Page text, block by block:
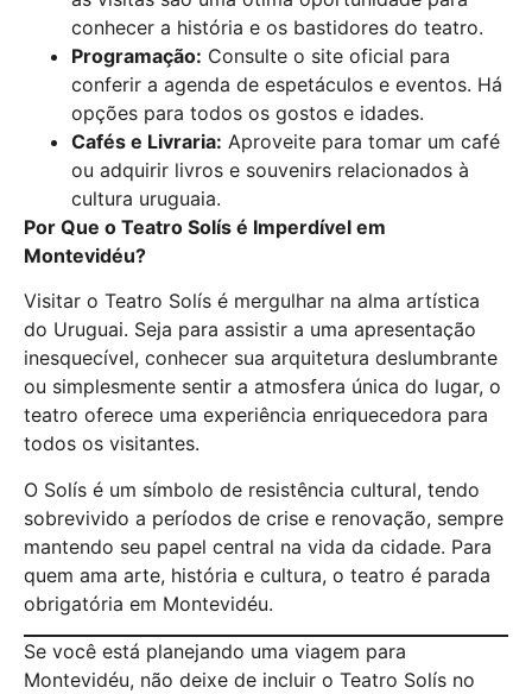
conhecer a história e os bastidores do teatro.
Programação: Consulte o site oficial para
conferir a agenda de espetáculos e eventos. Há
opções para todos os gostos e idades.
Cafés e Livraria: Aproveite para tomar um café
ou adquirir livros e souvenirs relacionados à
cultura uruguaia.
Por Que o Teatro Solís é Imperdível em
Montevidéu?
Visitar o Teatro Solís é mergulhar na alma artística
do Uruguai. Seja para assistir a uma apresentação
inesquecível, conhecer sua arquitetura deslumbrante
ou simplesmente sentir a atmosfera única do lugar, o
teatro oferece uma experiência enriquecedora para
todos os visitantes.
O Solís é um símbolo de resistência cultural, tendo
sobrevivido a períodos de crise e renovação, sempre
mantendo seu papel central na vida da cidade. Para
quem ama arte, história e cultura, o teatro é parada
obrigatória em Montevidéu.
Se você está planejando uma viagem para
Montevidéu, não deixe de incluir o Teatro Solís no